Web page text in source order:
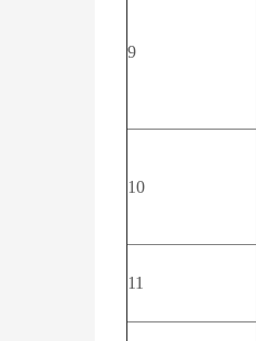
9
10
11